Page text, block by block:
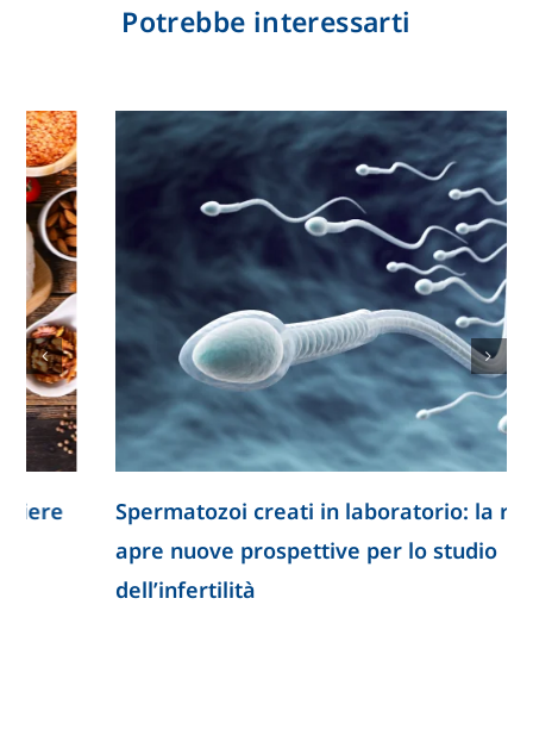
Potrebbe interessarti
Spermatozoi creati in laboratorio: la ricerca
apre nuove prospettive per lo studio
dell’infertilità